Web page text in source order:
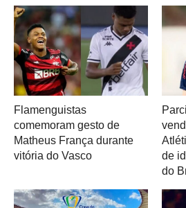
Flamenguistas
comemoram gesto de
Matheus França durante
vitória do Vasco
de
do